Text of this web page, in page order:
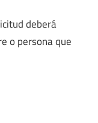
deberá
o persona que